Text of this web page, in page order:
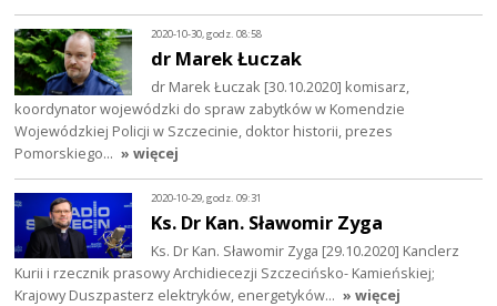
2020-10-30, godz. 08:58
dr Marek Łuczak
dr Marek Łuczak [30.10.2020] komisarz,
koordynator wojewódzki do spraw zabytków w Komendzie
Wojewódzkiej Policji w Szczecinie, doktor historii, prezes
Pomorskiego… » więcej
2020-10-29, godz. 09:31
Ks. Dr Kan. Sławomir Zyga
Ks. Dr Kan. Sławomir Zyga [29.10.2020] Kanclerz
Kurii i rzecznik prasowy Archidiecezji Szczecińsko- Kamieńskiej;
Krajowy Duszpasterz elektryków, energetyków… » więcej